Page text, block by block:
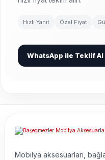
Hızlı Yanıt Özel Fiyat
WhatsApp ile Teklif Al
Mobilya aksesuarları,